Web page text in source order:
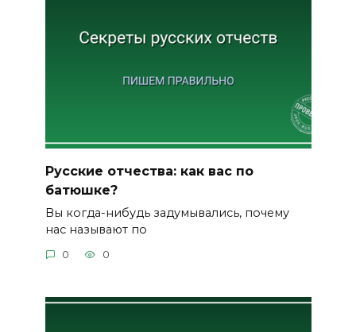
Русские отчества: как вас по
батюшке?
Вы когда-нибудь задумывались, почему
нас называют по
0 0